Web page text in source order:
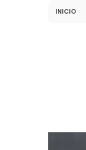
INICIO